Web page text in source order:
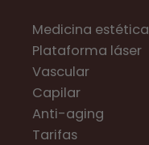
Medicina estética
Plataforma láser
Vascular
Capilar
Anti-aging
Tarifas